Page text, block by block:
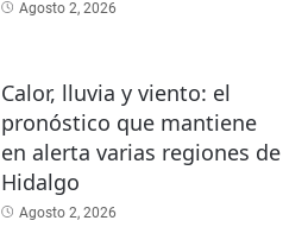
Agosto 2, 2026
Calor, lluvia y viento: el
pronóstico que mantiene
en alerta varias regiones de
Hidalgo
Agosto 2, 2026